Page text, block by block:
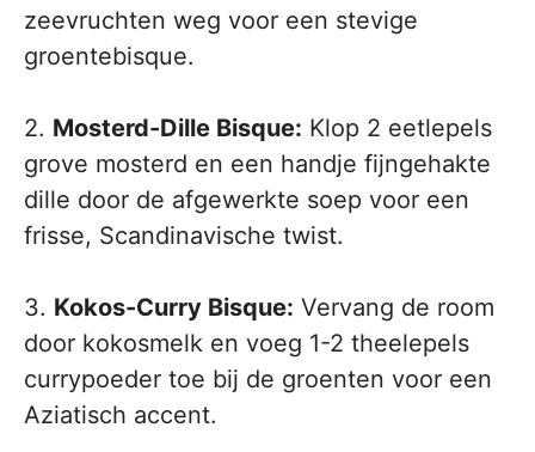
zeevruchten weg voor een stevige
groentebisque.
2. Mosterd-Dille Bisque: Klop 2 eetlepels
grove mosterd en een handje fijngehakte
dille door de afgewerkte soep voor een
frisse, Scandinavische twist.
3. Kokos-Curry Bisque: Vervang de room
door kokosmelk en voeg 1-2 theelepels
currypoeder toe bij de groenten voor een
Aziatisch accent.